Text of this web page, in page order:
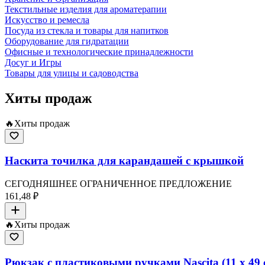
Текстильные изделия для ароматерапии
Искусство и ремесла
Посуда из стекла и товары для напитков
Оборудование для гидратации
Офисные и технологические принадлежности
Досуг и Игры
Товары для улицы и садоводства
Хиты продаж
🔥 Хиты продаж
Наскита точилка для карандашей с крышкой
СЕГОДНЯШНЕЕ ОГРАНИЧЕННОЕ ПРЕДЛОЖЕНИЕ
161,48 ₽
🔥 Хиты продаж
Рюкзак с пластиковыми ручками Nascita (11 x 49